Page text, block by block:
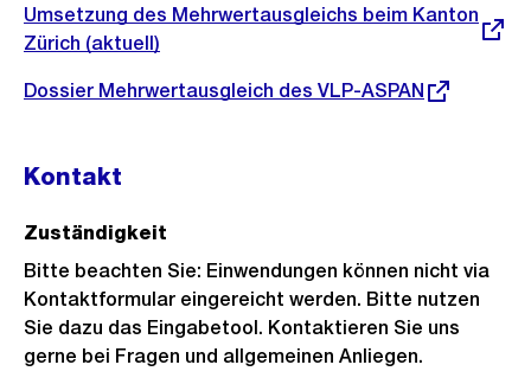
Externer
Link:
Umsetzung des Mehrwertausgleichs beim Kanton
Zürich (aktuell)
Externer
Dossier Mehrwertausgleich des VLP-ASPAN
Kontakt
Zuständigkeit
Bitte beachten Sie: Einwendungen können nicht via
Kontaktformular eingereicht werden. Bitte nutzen
Sie dazu das Eingabetool. Kontaktieren Sie uns
gerne bei Fragen und allgemeinen Anliegen.